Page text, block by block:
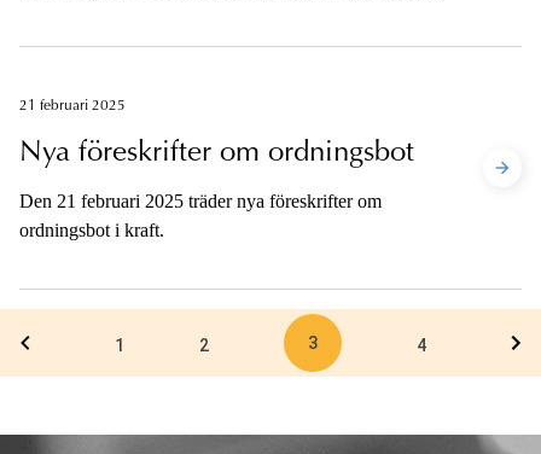
ökade behoven är bland annat brottsutvecklingen och
21 februari 2025
Nya föreskrifter om ordningsbot
Den 21 februari 2025 träder nya föreskrifter om
ordningsbot i kraft.
1 2 3 4